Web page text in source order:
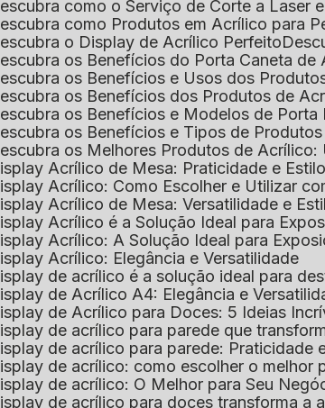
Descubra como o Serviço de Corte a
Descubra como Produtos em Acrílico para
Descubra o Display de Acrílico Perfeito
Descubra os Benefícios do Porta Caneta
Descubra os Benefícios e Usos dos
Descubra os Benefícios dos Produtos de
Descubra os Benefícios e Modelos de
Descubra os Benefícios e Tipos de
Descubra os Melhores Produtos de
Display Acrílico de Mesa: Praticidade e Estilo
Display Acrílico: Como Escolher e Utilizar
Display Acrílico de Mesa: Versatilidade e
Display Acrílico é a Solução Ideal para
Display Acrílico: A Solução Ideal para
Display Acrílico: Elegância e Versatilidade
Display de acrílico é a solução ideal para
Display de Acrílico A4: Elegância e
Display de Acrílico para Doces: 5 Ideias
Display de acrílico para parede que
Display de acrílico para parede: Praticidade
Display de acrílico: como escolher o
Display de acrílico: O Melhor para Seu
Display de acrílico para doces transforma